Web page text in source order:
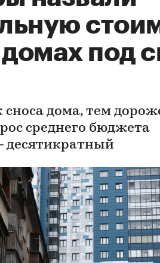
под
дома, тем
среднего бюджета